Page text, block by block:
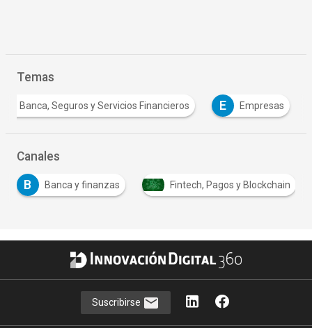
Temas
Banca, Seguros y Servicios Financieros E Empresas
Canales
B Banca y finanzas Fintech, Pagos y Blockchain
Suscribirse